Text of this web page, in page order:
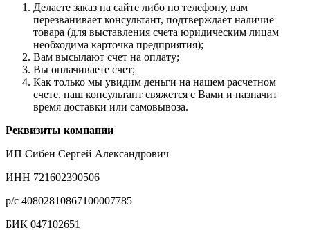
Делаете заказ на сайте либо по телефону, вам
перезванивает консультант, подтверждает наличие
товара (для выставления счета юридическим лицам
необходима карточка предприятия);
Вам высылают счет на оплату;
Вы оплачиваете счет;
Как только мы увидим деньги на нашем расчетном
счете, наш консультант свяжется с Вами и назначит
время доставки или самовывоза.
Реквизиты компании
ИП Сибен Сергей Александрович
ИНН 721602390506
р/с 40802810867100007785
БИК 047102651